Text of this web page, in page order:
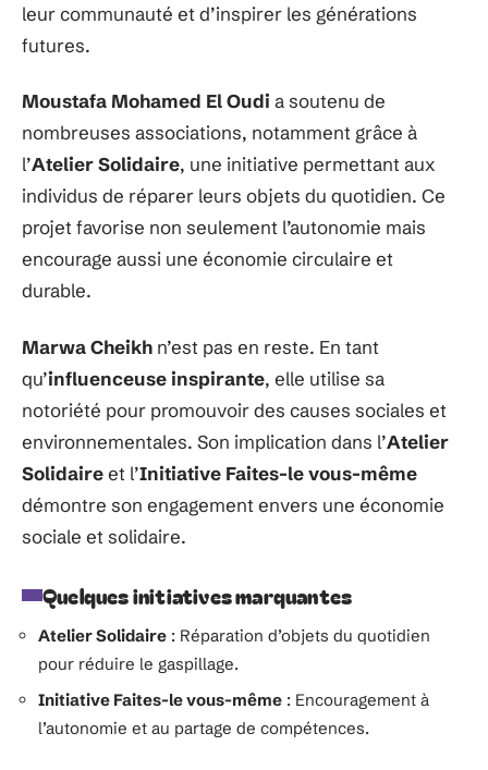
leur communauté et d’inspirer les générations
futures.
Moustafa Mohamed El Oudi a soutenu de
nombreuses associations, notamment grâce à
l’Atelier Solidaire, une initiative permettant aux
individus de réparer leurs objets du quotidien. Ce
projet favorise non seulement l’autonomie mais
encourage aussi une économie circulaire et
durable.
Marwa Cheikh n’est pas en reste. En tant
qu’influenceuse inspirante, elle utilise sa
notoriété pour promouvoir des causes sociales et
environnementales. Son implication dans l’Atelier
Solidaireet l’Initiative Faites-le vous-même
démontre son engagement envers une économie
sociale et solidaire.
Quelques initiatives marquantes
Atelier Solidaire : Réparation d’objets du quotidien
pour réduire le gaspillage.
Initiative Faites-le vous-même : Encouragement à
l’autonomie et au partage de compétences.